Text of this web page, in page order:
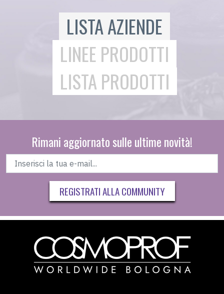
LISTA AZIENDE
LINEE PRODOTTI
LISTA PRODOTTI
Rimani aggiornato sulle ultime novità!
REGISTRATI ALLA COMMUNITY